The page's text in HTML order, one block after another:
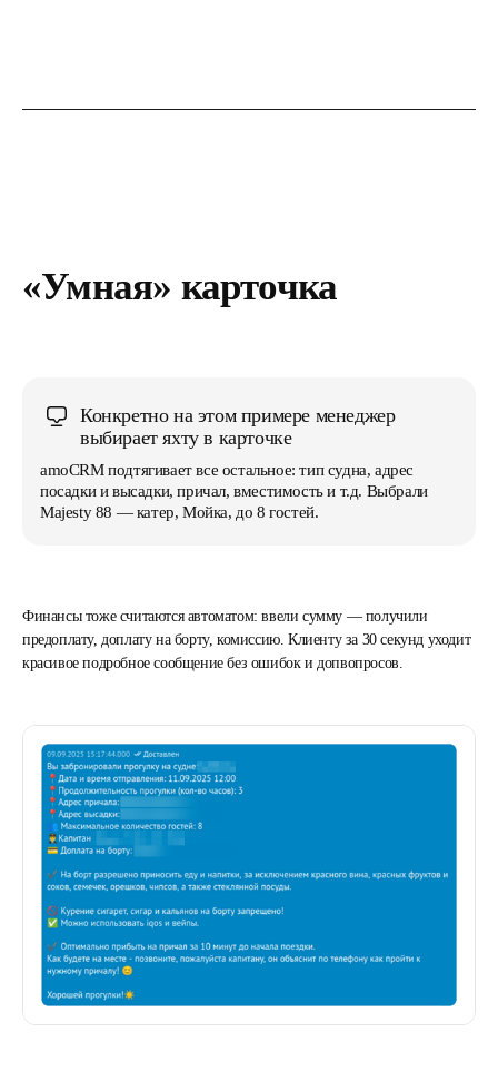
«Умная» карточка
Конкретно на этом примере менеджер
выбирает яхту в карточке
amoCRM подтягивает все остальное: тип судна, адрес
посадки и высадки, причал, вместимость и т.д. Выбрали
Majesty 88 — катер, Мойка, до 8 гостей.
Финансы тоже считаются автоматом: ввели сумму — получили
предоплату, доплату на борту, комиссию. Клиенту за 30 секунд уходит
красивое подробное сообщение без ошибок и допвопросов.